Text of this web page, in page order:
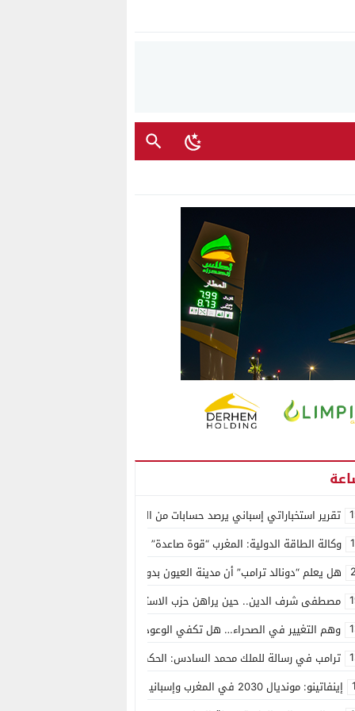
تقرير استخباراتي إسباني يرصد حسابات من الجزائر وأرقاما بـ”213+” ضمن حملة رقمية منظمة حرّضت على اقتحام سبتة
وكالة الطاقة الدولية: المغرب “قوة صاعدة” في سوق المعادن الاستراتيجية
هل يعلم “دونالد ترامب” أن مدينة العيون بدون ماء؟
مصطفى شرف الدين.. حين يراهن حزب الاستقلال على الكفاءة ويمنح الشباب
وهم التغيير في الصحراء… هل تكفي الوعود الفارغة لصناعة الواقع؟
ترامب في رسالة للملك محمد السادس: الحكم الذاتي هو الأساس الوحيد لحل
إينفاتينو: مونديال 2030 في المغرب وإسبانيا والبرتغال سيكون “الأجمل في التاريخ”